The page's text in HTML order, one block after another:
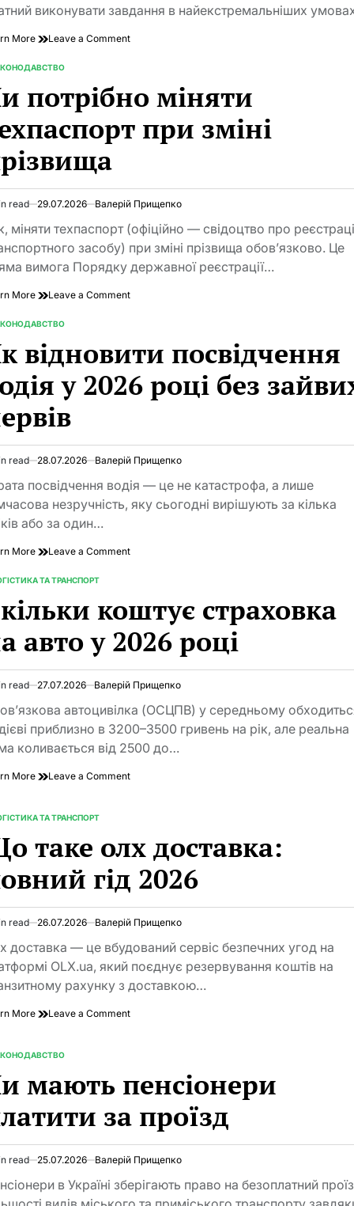
виконувати завдання в найекстремальніших
More Leave a Commenton
велетень,
що
десятиліттями
тримає
потрібно міняти
при зміні
read 29.07.2026 Валерій Прищепко
міняти техпаспорт (офіційно — свідоцтво про
засобу) при зміні прізвища обов’язково. Це
вимога Порядку державної реєстрації…
More Leave a Commenton
техпаспорт
при
зміні
прізвища
відновити посвідчення
у 2026 році без
read 28.07.2026 Валерій Прищепко
посвідчення водія — це не катастрофа, а лише
незручність, яку сьогодні вирішують за кілька
або за один…
More Leave a Commenton
водія
у
2026
році
нервів
ТА ТРАНСПОРТ
коштує страховка
авто у 2026 році
read 27.07.2026 Валерій Прищепко
автоцивілка (ОСЦПВ) у середньому
приблизно в 3200–3500 гривень на рік, але реальна
коливається від 2500 до…
More Leave a Commenton
авто
у
2026
році
ТА ТРАНСПОРТ
таке олх доставка:
гід 2026
read 26.07.2026 Валерій Прищепко
доставка — це вбудований сервіс безпечних угод на
OLX.ua, який поєднує резервування коштів на
рахунку з доставкою…
More Leave a Commenton
повний
гід
2026
мають пенсіонери
за проїзд
read 25.07.2026 Валерій Прищепко
в Україні зберігають право на безоплатний